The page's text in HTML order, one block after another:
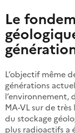
Le
L’objectif même
générations
l’environnement,
MA-VL sur de
du stockage
plus radioactifs a